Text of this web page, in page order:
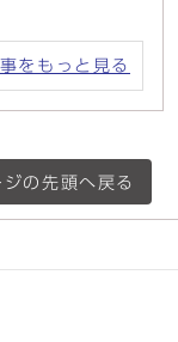
をもっと見る
ジの 先頭へ戻る